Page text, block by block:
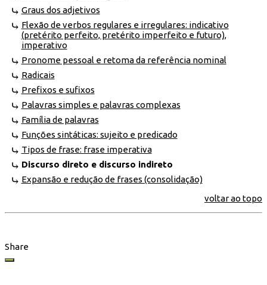
Graus dos adjetivos
Flexão de verbos regulares e irregulares: indicativo
(pretérito perfeito, pretérito imperfeito e futuro),
imperativo
Pronome pessoal e retoma da referência nominal
Radicais
Prefixos e sufixos
Palavras simples e palavras complexas
Família de palavras
Funções sintáticas: sujeito e predicado
Tipos de frase: frase imperativa
Discurso direto e discurso indireto
Expansão e redução de frases (consolidação)
voltar ao topo
Share